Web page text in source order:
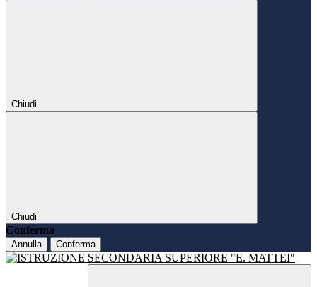
Chiudi
Chiudi
Conferma
Annulla Conferma